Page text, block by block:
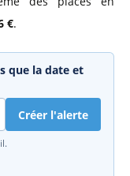
€.
que la date et
Créer l'alerte